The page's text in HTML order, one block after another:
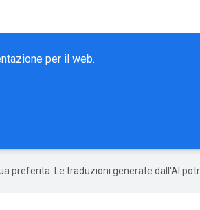
per il web.
preferita. Le traduzioni generate dall'AI